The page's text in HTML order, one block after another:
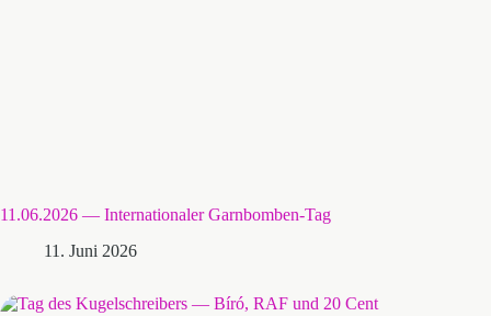
11.06.2026 — Internationaler Garnbomben-Tag
11. Juni 2026